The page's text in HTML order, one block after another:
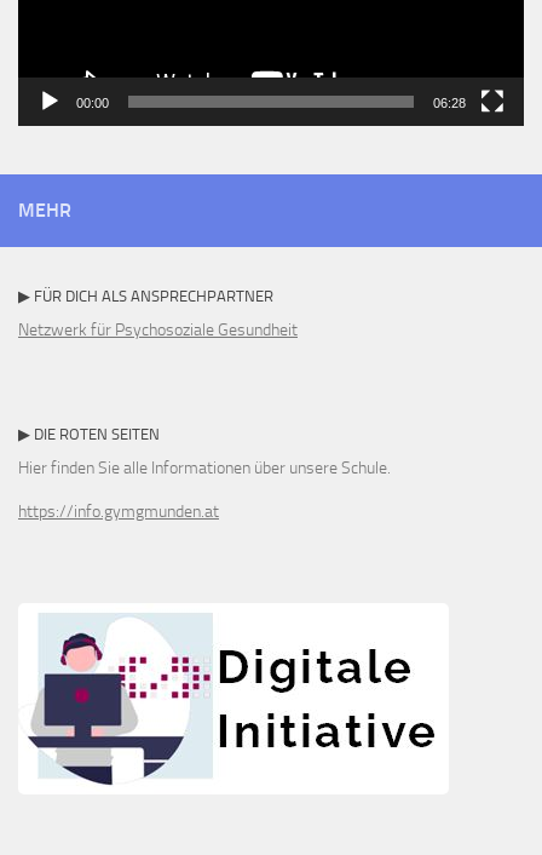
00:00 06:28
MEHR
▶ FÜR DICH ALS ANSPRECHPARTNER
Netzwerk für Psychosoziale Gesundheit
▶ DIE ROTEN SEITEN
Hier finden Sie alle Informationen über unsere Schule.
https://info.gymgmunden.at